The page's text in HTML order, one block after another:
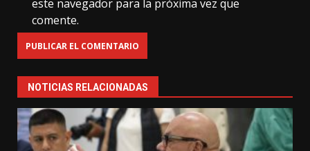
este navegador para la próxima vez que
comente.
NOTICIAS RELACIONADAS